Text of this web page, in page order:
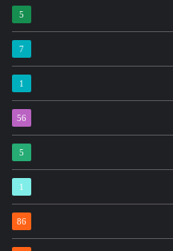
5
7
1
56
5
1
86